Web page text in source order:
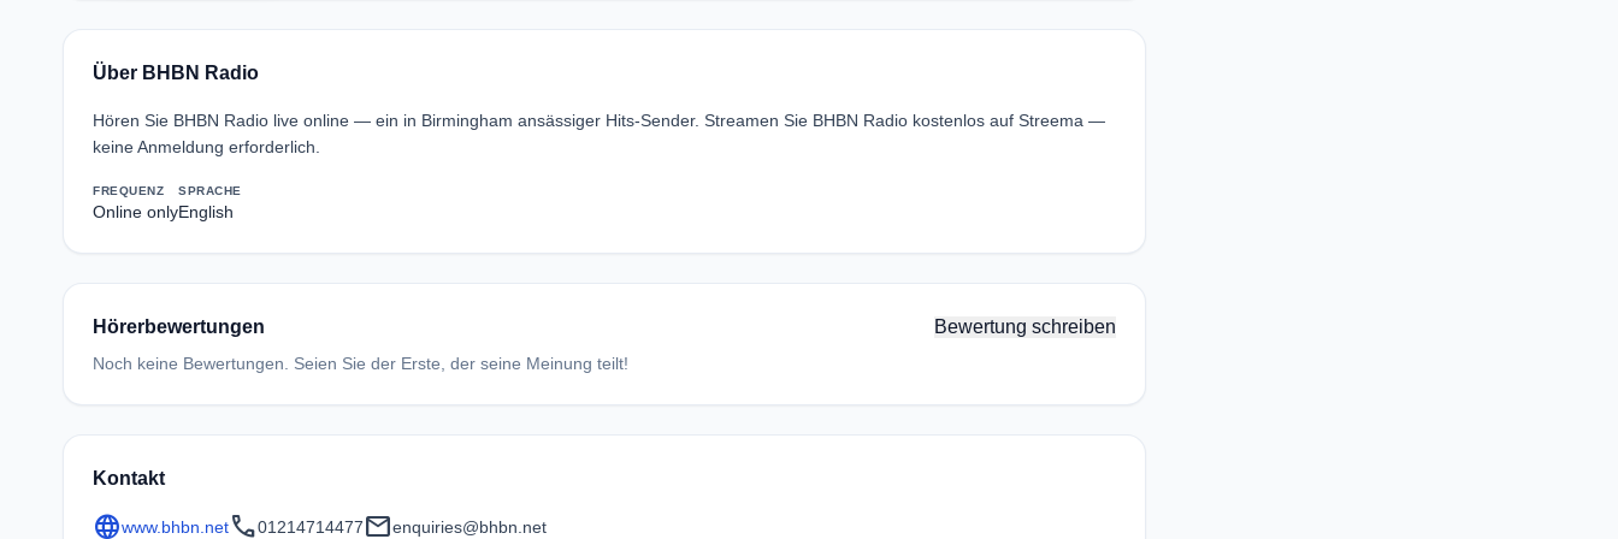
Über BHBN Radio
Hören Sie BHBN Radio live online — ein in Birmingham ansässiger Hits-Sender. Streamen Sie BHBN Radio kostenlos auf Streema —
keine Anmeldung erforderlich.
FREQUENZ
Online only
SPRACHE
English
Hörerbewertungen Bewertung schreiben
Noch keine Bewertungen. Seien Sie der Erste, der seine Meinung teilt!
Kontakt
languagewww.bhbn.netcall01214714477mailenquiries@bhbn.net